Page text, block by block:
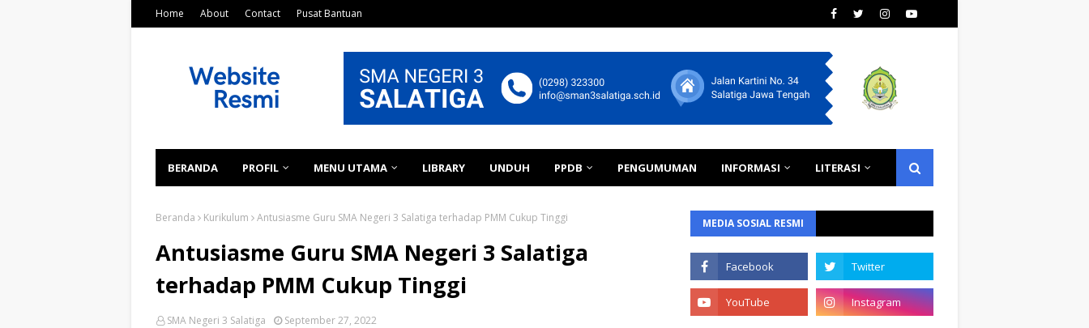
Home About Contact Pusat Bantuan
BERANDA PROFIL MENU UTAMA LIBRARY UNDUH PPDB PENGUMUMAN INFORMASI LITERASI
Beranda Kurikulum Antusiasme Guru SMA Negeri 3 Salatiga terhadap PMM Cukup Tinggi
Antusiasme Guru SMA Negeri 3 Salatiga
terhadap PMM Cukup Tinggi
SMA Negeri 3 Salatiga September 27, 2022
MEDIA SOSIAL RESMI